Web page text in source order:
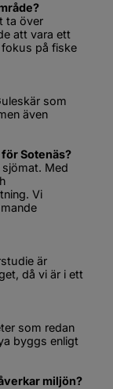
ta över
att vara ett
på fiske
som
även
Sotenäs?
Med
Vi
är
då vi är i ett
som redan
byggs enligt
miljön?